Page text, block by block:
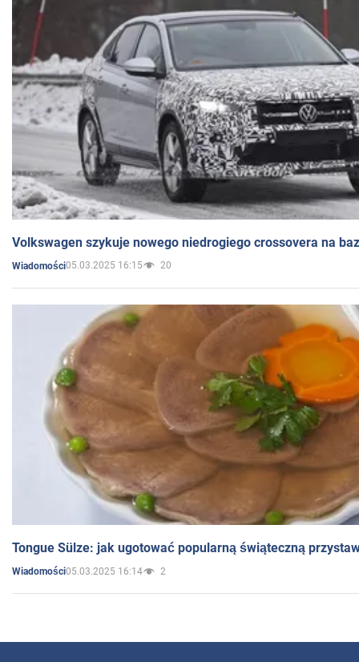
Volkswagen szykuje nowego niedrogiego crossovera na
Wiadomości05.03.2025 16:15 20
Tongue Sülze: jak ugotować popularną świąteczną
Wiadomości05.03.2025 16:14 2